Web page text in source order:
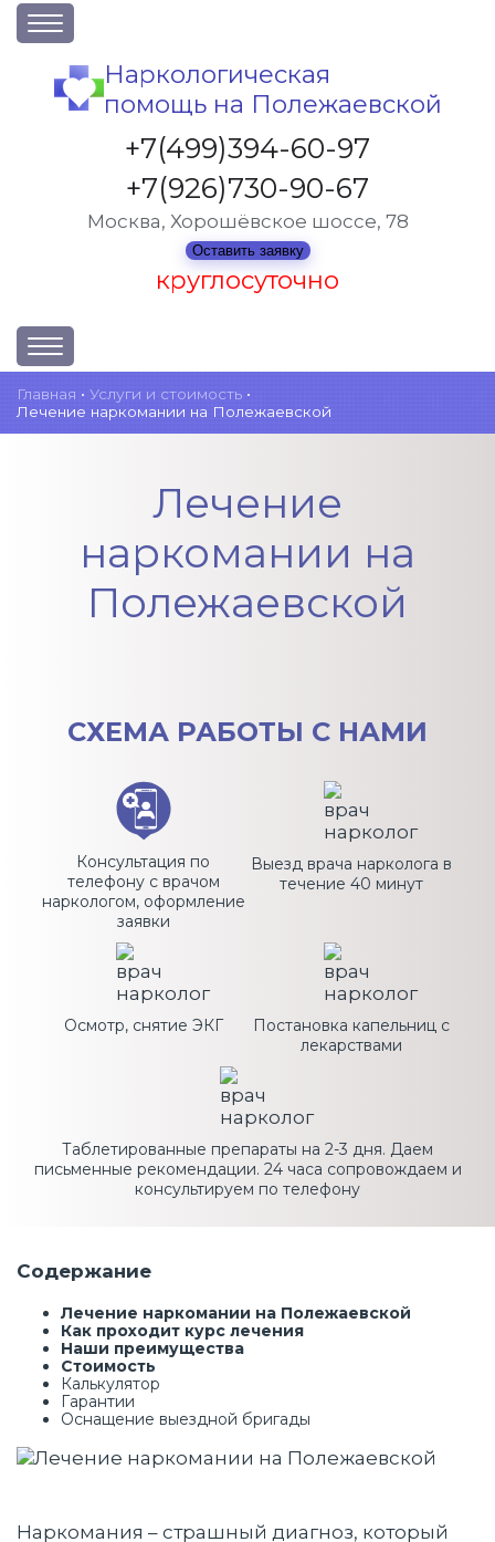
О клинике
Акции
Вакансии
Лицензии
Статьи
Наркологическая
помощь на Полежаевской
+7(499)394-60-97
+7(926)730-90-67
Москва, Хорошёвское шоссе, 78
Оставить заявку
круглосуточно
Услуги и стоимость
Отзывы
Главная • Услуги и стоимость •
Лечение наркомании на Полежаевской
Лечение
наркомании на
Полежаевской
СХЕМА РАБОТЫ С НАМИ
Консультация по
телефону с врачом
наркологом, оформление
заявки
Выезд врача нарколога в
течение 40 минут
Осмотр, снятие ЭКГ
Постановка капельниц с
лекарствами
Таблетированные препараты на 2-3 дня. Даем
письменные рекомендации. 24 часа сопровождаем и
консультируем по телефону
Содержание
Лечение наркомании на Полежаевской
Как проходит курс лечения
Наши преимущества
Стоимость
Калькулятор
Гарантии
Оснащение выездной бригады
Наркомания – страшный диагноз, который